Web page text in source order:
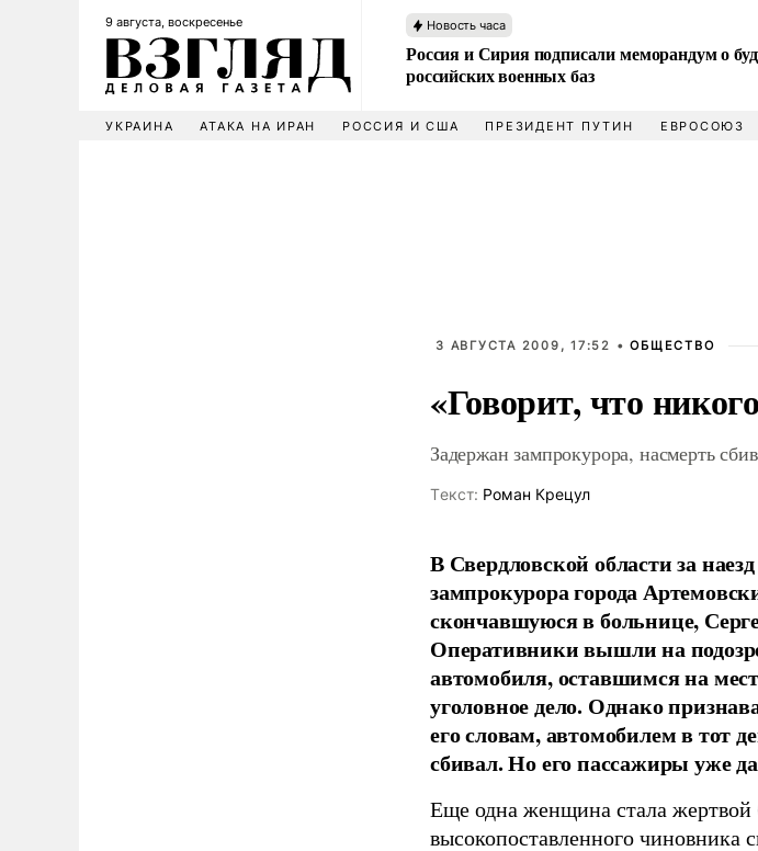
9 августа, воскресенье Новость часа
Россия и Сирия подписали меморандум о
российских военных баз
УКРАИНА АТАКА НА ИРАН РОССИЯ И США ПРЕЗИДЕНТ ПУТИН ЕВРОСОЮЗ
3 АВГУСТА 2009, 17:52 •ОБЩЕСТВО
«Говорит, что
Задержан зампрокурора, насмерть
Tекст: Роман Крецул
В Свердловской области за
зампрокурора города
скончавшуюся в больнице,
Оперативники вышли на
автомобиля, оставшимся на
уголовное дело. Однако
его словам, автомобилем в тот
сбивал. Но его пассажиры уже
Еще одна женщина стала жертвой
высокопоставленного чиновника